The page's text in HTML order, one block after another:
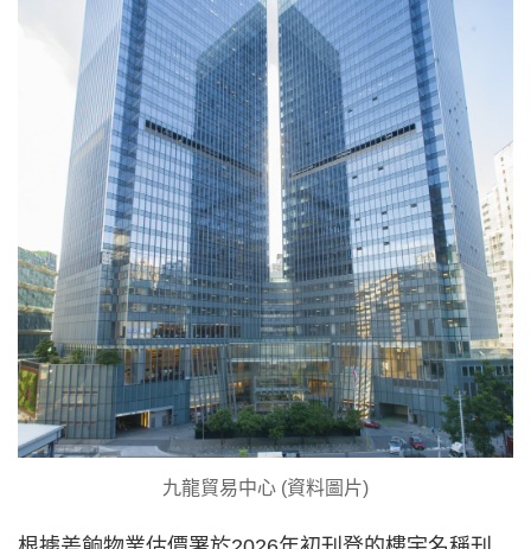
九龍貿易中心 (資料圖片)